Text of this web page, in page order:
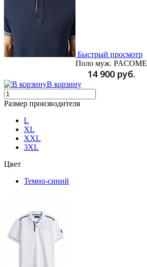
Быстрый просмотр
Поло муж. PACOME
14 900 руб.
В корзину
Размер производителя
L
XL
XXL
3XL
Цвет
Темно-синий